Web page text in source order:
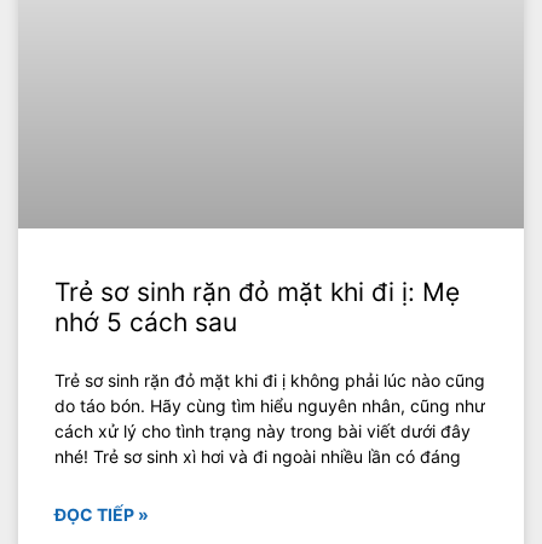
Trẻ sơ sinh rặn đỏ mặt khi đi ị: Mẹ
nhớ 5 cách sau
Trẻ sơ sinh rặn đỏ mặt khi đi ị không phải lúc nào cũng
do táo bón. Hãy cùng tìm hiểu nguyên nhân, cũng như
cách xử lý cho tình trạng này trong bài viết dưới đây
nhé! Trẻ sơ sinh xì hơi và đi ngoài nhiều lần có đáng
ĐỌC TIẾP »